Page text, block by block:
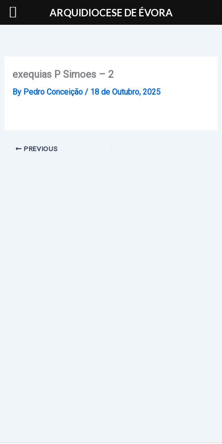
Skip
exequias P Simoes – 2
By Pedro Conceição / 18 de Outubro, 2025
PREVIOUS
ARQUIDIOCESE DE ÉVORA